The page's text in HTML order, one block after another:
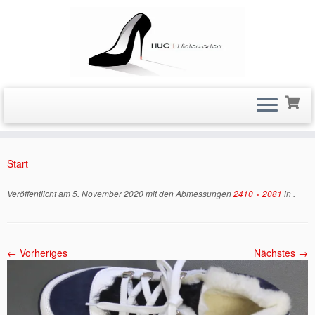
Inhalt
Start
Veröffentlicht am5. November 2020mit den Abmessungen2410 × 2081 in .
← Vorheriges Nächstes →